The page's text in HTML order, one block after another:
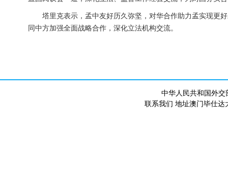
塔里克表示，孟中友好历久弥坚，对华合作助力孟实现更
同中方加强全面战略合作，深化立法机构交流。
中华人民共和国外
联系我们 地址澳门毕仕